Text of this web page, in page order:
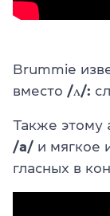
Brummie
вместо /ʌ/:
Также этому
/a/ и мягкое
гласных в